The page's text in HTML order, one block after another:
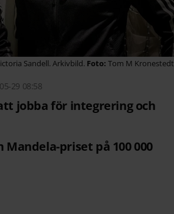
Sandell. Arkivbild. Tom M Kronestedt
29 08:58
jobba för integrering och
priset på 100 000